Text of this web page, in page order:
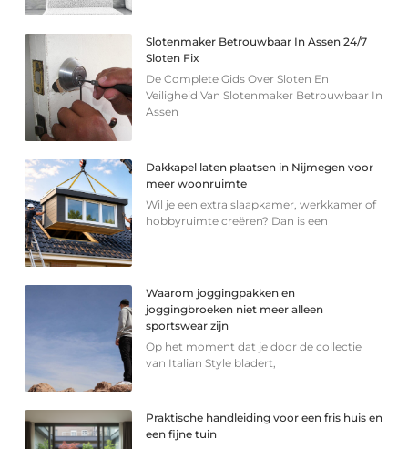
Slotenmaker Betrouwbaar In Assen 24/7
Sloten Fix
De Complete Gids Over Sloten En
Veiligheid Van Slotenmaker Betrouwbaar In
Assen
Dakkapel laten plaatsen in Nijmegen voor
meer woonruimte
Wil je een extra slaapkamer, werkkamer of
hobbyruimte creëren? Dan is een
Waarom joggingpakken en
joggingbroeken niet meer alleen
sportswear zijn
Op het moment dat je door de collectie
van Italian Style bladert,
Praktische handleiding voor een fris huis en
een fijne tuin